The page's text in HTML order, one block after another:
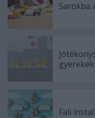
Sarokba
Fali